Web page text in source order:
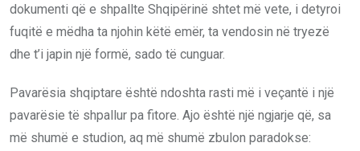
dokumenti që e shpallte Shqipërinë shtet më vete, i detyroi
fuqitë e mëdha ta njohin këtë emër, ta vendosin në tryezë
dhe t’i japin një formë, sado të cunguar.
Pavarësia shqiptare është ndoshta rasti më i veçantë i një
pavarësie të shpallur pa fitore. Ajo është një ngjarje që, sa
më shumë e studion, aq më shumë zbulon paradokse: